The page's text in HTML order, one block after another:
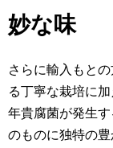
妙な味
さらに輸入もと
る丁寧な栽培に
年貴腐菌が発生
のものに独特の